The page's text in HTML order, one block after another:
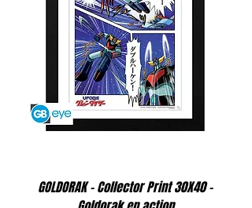
GOLDORAK - Collector Print 30X40 -